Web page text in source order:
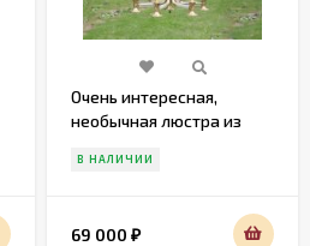
Очень интересная,
необычная люстра из
В НАЛИЧИИ
69 000 ₽